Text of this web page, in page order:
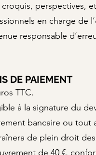
perspectives,
en charge de
responsable
DE PAIEMENT
TTC.
à la signature du
bancaire ou tout
de plein droit
de 40 €,